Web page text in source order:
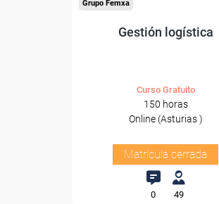
Grupo Femxa
Gestión logística
Curso Gratuito
150 horas
Online (Asturias )
Matrícula cerrada
0 49